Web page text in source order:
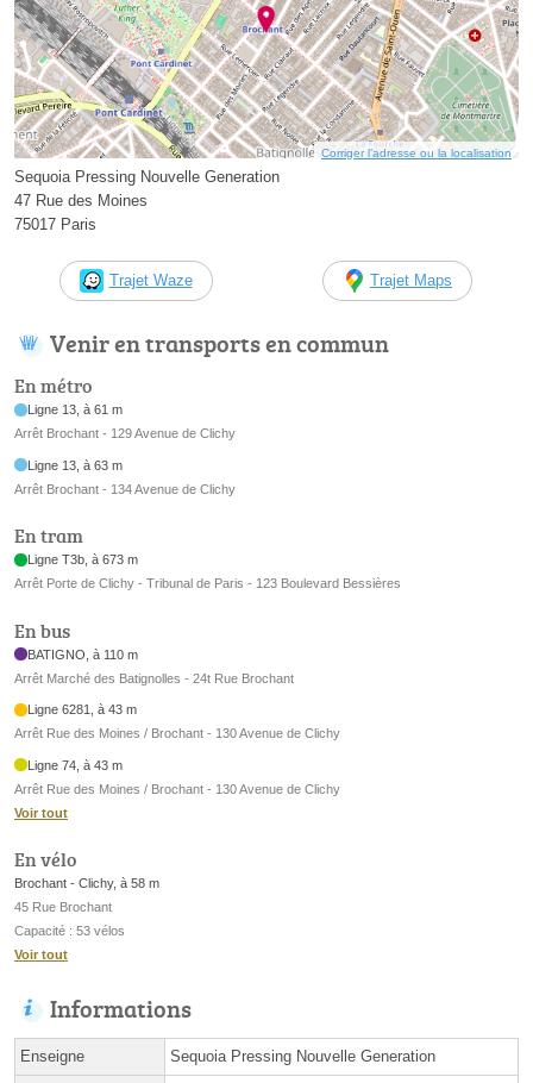
Corriger l’adresse ou la localisation
Sequoia Pressing Nouvelle Generation
47 Rue des Moines
75017 Paris
Trajet Waze Trajet Maps
Venir en transports en commun
En métro
Ligne 13, à 61 m
Arrêt Brochant - 129 Avenue de Clichy
Ligne 13, à 63 m
Arrêt Brochant - 134 Avenue de Clichy
En tram
Ligne T3b, à 673 m
Arrêt Porte de Clichy - Tribunal de Paris - 123 Boulevard Bessières
En bus
BATIGNO, à 110 m
Arrêt Marché des Batignolles - 24t Rue Brochant
Ligne 6281, à 43 m
Arrêt Rue des Moines / Brochant - 130 Avenue de Clichy
Ligne 74, à 43 m
Arrêt Rue des Moines / Brochant - 130 Avenue de Clichy
Voir tout
En vélo
Brochant - Clichy, à 58 m
45 Rue Brochant
Capacité : 53 vélos
Voir tout
Informations
Enseigne Sequoia Pressing Nouvelle Generation